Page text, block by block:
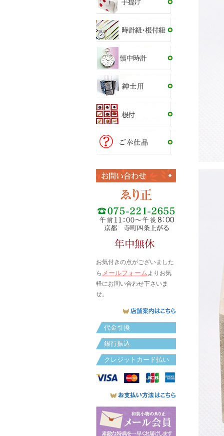
お気付きの点がございました
ら メールフォームよりお気
軽にお問い合わせ下さいま
せ。
代金引換
銀行振込
クレジットカード払い